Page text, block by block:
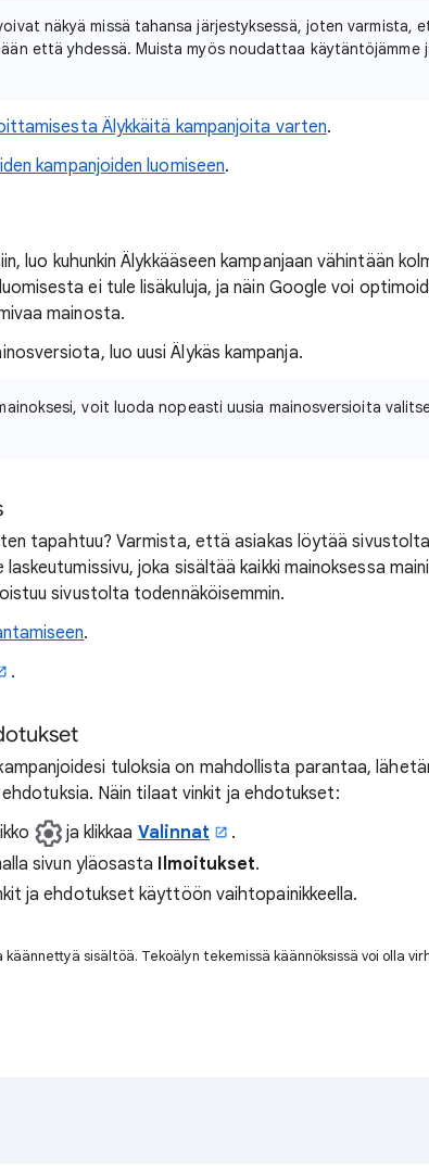
näkyä missä tahansa järjestyksessä, joten varmista,
että yhdessä. Muista myös noudattaa käytäntöjämme
Älykkäitä kampanjoita varten.
kampanjoiden luomiseen.
luo kuhunkin Älykkääseen kampanjaan vähintään
ei tule lisäkuluja, ja näin Google voi
mainosta.
luo uusi Älykäs kampanja.
voit luoda nopeasti uusia mainosversioita
tapahtuu? Varmista, että asiakas löytää
joka sisältää kaikki mainoksessa
sivustolta todennäköisemmin.
.
.
tuloksia on mahdollista parantaa,
Näin tilaat vinkit ja ehdotukset:
ja klikkaa Valinnat
.
sivun yläosasta Ilmoitukset.
ja ehdotukset käyttöön vaihtopainikkeella.
sisältöä. Tekoälyn tekemissä käännöksissä voi olla